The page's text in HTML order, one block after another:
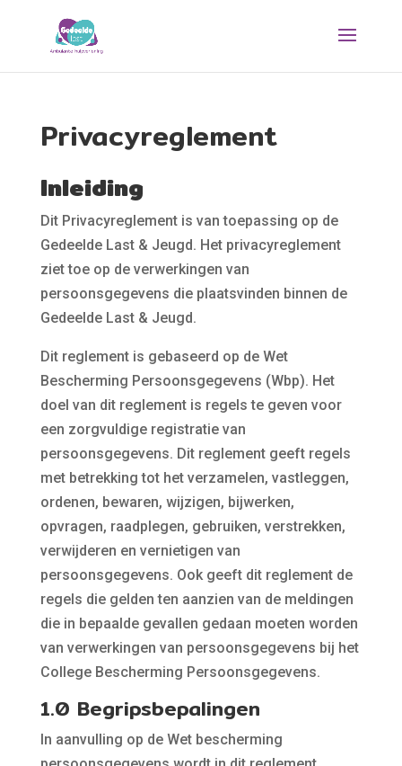
Privacyreglement
Inleiding
Dit Privacyreglement is van toepassing op de
Gedeelde Last & Jeugd. Het privacyreglement
ziet toe op de verwerkingen van
persoonsgegevens die plaatsvinden binnen de
Gedeelde Last & Jeugd.
Dit reglement is gebaseerd op de Wet
Bescherming Persoonsgegevens (Wbp). Het
doel van dit reglement is regels te geven voor
een zorgvuldige registratie van
persoonsgegevens. Dit reglement geeft regels
met betrekking tot het verzamelen, vastleggen,
ordenen, bewaren, wijzigen, bijwerken,
opvragen, raadplegen, gebruiken, verstrekken,
verwijderen en vernietigen van
persoonsgegevens. Ook geeft dit reglement de
regels die gelden ten aanzien van de meldingen
die in bepaalde gevallen gedaan moeten worden
van verwerkingen van persoonsgegevens bij het
College Bescherming Persoonsgegevens.
1.0 Begripsbepalingen
In aanvulling op de Wet bescherming